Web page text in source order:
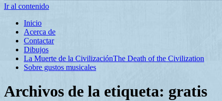
Ir al contenido
Inicio
Acerca de
Contactar
Dibujos
La Muerte de la CivilizaciónThe Death of the Civilization
Sobre gustos musicales
Archivos de la etiqueta: gratis